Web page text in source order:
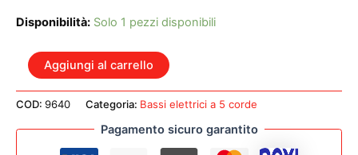
Disponibilità: Solo 1 pezzi disponibili
MARCUS
MILLER
P5
ALDER
Aggiungi al carrello
COD: 9640 Categoria: Bassi elettrici a 5 corde
Pagamento sicuro garantito